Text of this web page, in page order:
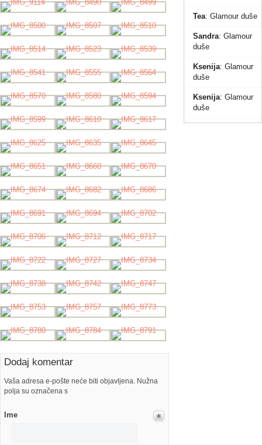
Dodaj komentar
Vaša adresa e-pošte neće biti objavljena. Nužna
polja su označena s
Ime
Tea: Glamour duše
Sandra: Glamour
duše
Ksenija: Glamour
duše
Ksenija: Glamour
duše